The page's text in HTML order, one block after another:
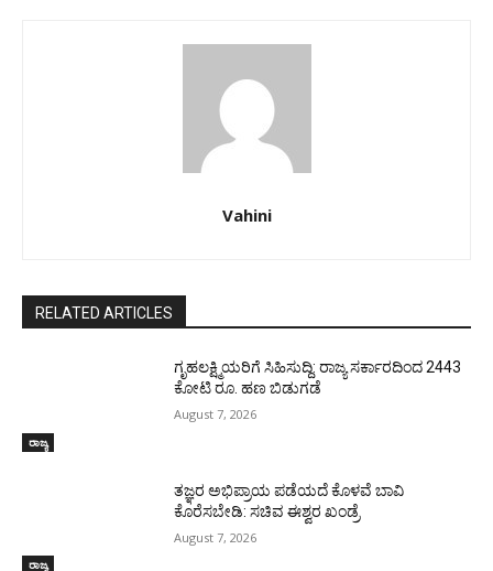
Vahini
RELATED ARTICLES
ರಾಜ್ಯ
ಗೃಹಲಕ್ಷ್ಮಿಯರಿಗೆ ಸಿಹಿಸುದ್ದಿ: ರಾಜ್ಯ ಸರ್ಕಾರದಿಂದ 2443
ಕೋಟಿ ರೂ. ಹಣ ಬಿಡುಗಡೆ
August 7, 2026
ರಾಜ್ಯ
ತಜ್ಞರ ಅಭಿಪ್ರಾಯ ಪಡೆಯದೆ ಕೊಳವೆ ಬಾವಿ
ಕೊರೆಸಬೇಡಿ: ಸಚಿವ ಈಶ್ವರ ಖಂಡ್ರೆ
August 7, 2026